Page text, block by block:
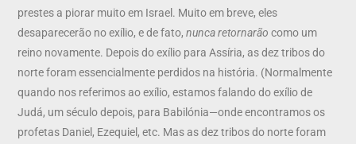
prestes a piorar muito em Israel. Muito em breve, eles
desaparecerão no exílio, e de fato,nunca retornarão como um
reino novamente. Depois do exílio para Assíria, as dez tribos do
norte foram essencialmente perdidos na história. (Normalmente
quando nos referimos ao exílio, estamos falando do exílio de
Judá, um século depois, para Babilónia—onde encontramos os
profetas Daniel, Ezequiel, etc. Mas as dez tribos do norte foram